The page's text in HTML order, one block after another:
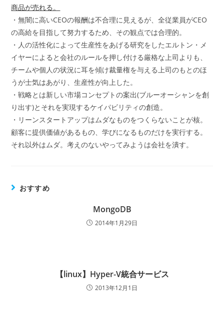
商品が売れる。
・無闇に高いCEOの報酬は不合理に見えるが、全従業員がCEO
の高給を目指して努力するため、その観点では合理的。
・人の活性化によって生産性をあげる研究をしたエルトン・メ
イヤーによると会社のルールを押し付ける厳格な上司よりも、
チームや個人の状況に耳を傾け裁量権を与える上司のもとのほ
うが士気はあがり、生産性が向上した。
・戦略とは新しい市場コンセプトの案出(ブルーオーシャンを創
り出す)とそれを実現するケイパビリティの創造。
・リーンスタートアップはムダなものをつくらないことが核。
顧客に提供価値があるもの、学びになるものだけを実行する。
それ以外はムダ。考えのないやってみようは会社を潰す。
おすすめ
MongoDB
2014年1月29日
【linux】Hyper-V統合サービス
2013年12月1日